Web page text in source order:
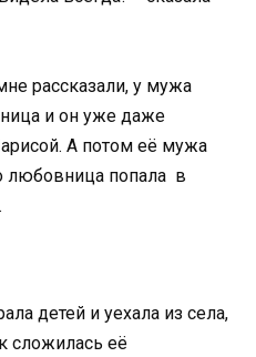
рассказали, у мужа
и он уже даже
А потом её мужа
попала в
детей и уехала из села,
сложилась её